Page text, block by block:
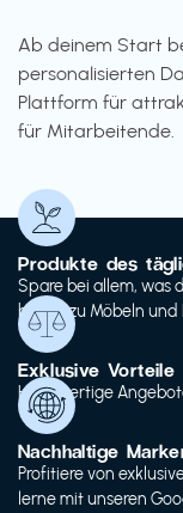
Ab deinem Start
personalisierten
Plattform für
für Mitarbeitende.
Produkte des
Spare bei allem, was
bis hin zu Möbeln
Exklusive Vorteile
Hochwertige
Nachhaltige
Profitiere von
lerne mit unseren